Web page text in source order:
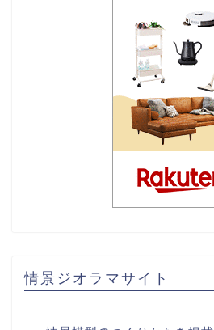
情景ジオラマサイト